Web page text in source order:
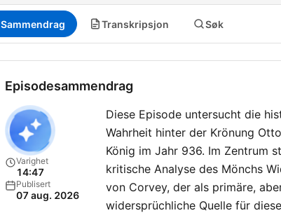
Sammendrag Transkripsjon Søk
Episodesammendrag
Varighet
14:47
Publisert
07 aug. 2026
Diese Episode untersucht die
Wahrheit hinter der Krönung
König im Jahr 936. Im Zentrum
kritische Analyse des Mönchs
von Corvey, der als primäre,
widersprüchliche Quelle für